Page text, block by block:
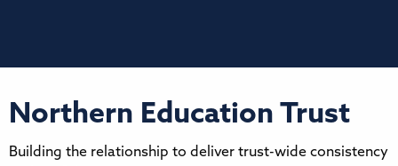
Northern Education Trust
Building the relationship to deliver trust-wide consistency